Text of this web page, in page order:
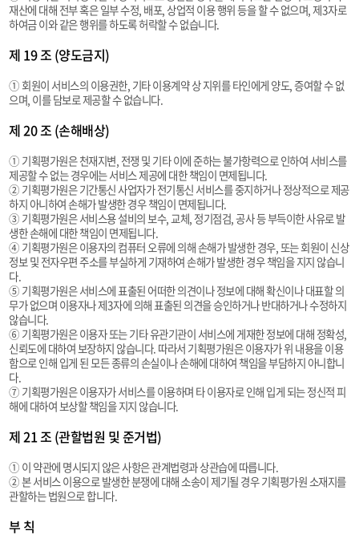
재산에 대해 전부 혹은 일부 수정, 배포, 상업적 이용 행위 등을 할 수 없으며, 제3자로
하여금 이와 같은 행위를 하도록 허락할 수 없습니다.
제 19 조 (양도금지)
① 회원이 서비스의 이용권한, 기타 이용계약 상 지위를 타인에게 양도, 증여할 수 없
으며, 이를 담보로 제공할 수 없습니다.
제 20 조 (손해배상)
① 기획평가원은 천재지변, 전쟁 및 기타 이에 준하는 불가항력으로 인하여 서비스를
제공할 수 없는 경우에는 서비스 제공에 대한 책임이 면제됩니다.
② 기획평가원은 기간통신 사업자가 전기통신 서비스를 중지하거나 정상적으로 제공
하지 아니하여 손해가 발생한 경우 책임이 면제됩니다.
③ 기획평가원은 서비스용 설비의 보수, 교체, 정기점검, 공사 등 부득이한 사유로 발
생한 손해에 대한 책임이 면제됩니다.
④ 기획평가원은 이용자의 컴퓨터 오류에 의해 손해가 발생한 경우, 또는 회원이 신상
정보 및 전자우편 주소를 부실하게 기재하여 손해가 발생한 경우 책임을 지지 않습니
다.
⑤ 기획평가원은 서비스에 표출된 어떠한 의견이나 정보에 대해 확신이나 대표할 의
무가 없으며 이용자나 제3자에 의해 표출된 의견을 승인하거나 반대하거나 수정하지
않습니다.
⑥ 기획평가원은 이용자 또는 기타 유관기관이 서비스에 게재한 정보에 대해 정확성,
신뢰도에 대하여 보장하지 않습니다. 따라서 기획평가원은 이용자가 위 내용을 이용
함으로 인해 입게 된 모든 종류의 손실이나 손해에 대하여 책임을 부담하지 아니합니
다.
⑦ 기획평가원은 이용자가 서비스를 이용하며 타 이용자로 인해 입게 되는 정신적 피
해에 대하여 보상할 책임을 지지 않습니다.
제 21 조 (관할법원 및 준거법)
① 이 약관에 명시되지 않은 사항은 관계법령과 상관습에 따릅니다.
② 본 서비스 이용으로 발생한 분쟁에 대해 소송이 제기될 경우 기획평가원 소재지를
관할하는 법원으로 합니다.
부 칙